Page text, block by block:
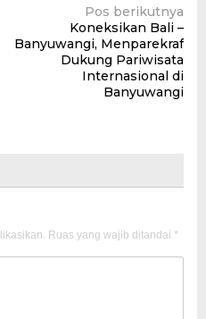
Pos berikutnya
Koneksikan Bali –
Banyuwangi, Menparekraf
Dukung Pariwisata
Internasional di
Banyuwangi
Ruas yang wajib ditandai *